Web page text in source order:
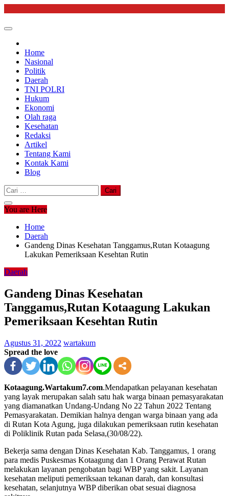
content
Home
Nasional
Politik
Daerah
TNI POLRI
Hukum
Ekonomi
Olah raga
Kesehatan
Redaksi
Artikel
Tentang Kami
Kontak Kami
Blog
Cari
untuk:
You are Here
Home
Daerah
Gandeng Dinas Kesehatan Tanggamus,Rutan Kotaagung
Lakukan Pemeriksaan Kesehtan Rutin
Daerah
Gandeng Dinas Kesehatan
Tanggamus,Rutan Kotaagung Lakukan
Pemeriksaan Kesehtan Rutin
Agustus 31, 2022 wartakum
Spread the love
Kotaagung.Wartakum7.com.Mendapatkan pelayanan kesehatan
yang layak merupakan salah satu hak warga binaan pemasyarakatan
yang diamanatkan Undang-Undang No 22 Tahun 2022 Tentang
Pemasyarakatan. Demikian halnya dengan warga binaan yang ada
di Rutan Kota Agung, juga dilakukan pemeriksaan rutin kesehatan
di Poliklinik Rutan pada Selasa,(30/08/22).
Bekerja sama dengan Dinas Kesehatan Kab. Tanggamus, 1 orang
para medis Puskesmas Kotaagung dan 1 Orang Perawat Rutan
melakukan layanan pengobatan bagi WBP yang sakit. Layanan
kesehatan meliputi pemeriksaan tekanan darah, dan konsultasi
kesehatan, selanjutnya WBP diberikan obat sesuai diagnosa